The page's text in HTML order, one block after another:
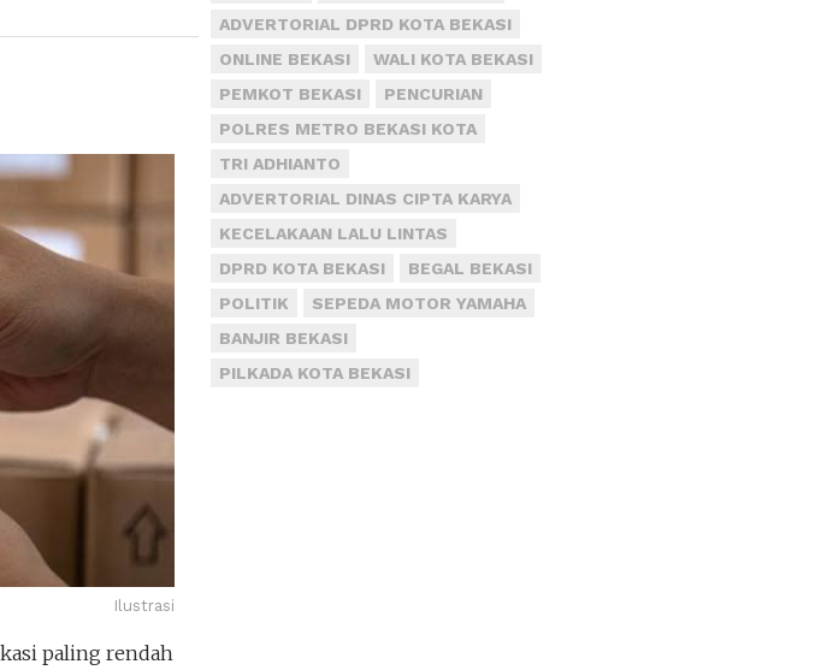
Ilustrasi
paling rendah
ADVERTORIAL DPRD KOTA BEKASI
ONLINE BEKASI
WALI KOTA BEKASI
PEMKOT BEKASI
PENCURIAN
POLRES METRO BEKASI KOTA
TRI ADHIANTO
ADVERTORIAL DINAS CIPTA KARYA
KECELAKAAN LALU LINTAS
DPRD KOTA BEKASI
BEGAL BEKASI
POLITIK
SEPEDA MOTOR YAMAHA
BANJIR BEKASI
PILKADA KOTA BEKASI